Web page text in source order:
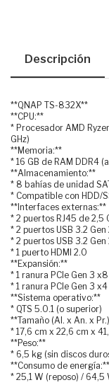
Descripción
**QNAP TS-832X**
**CPU:**
* Procesador AMD
GHz)
**Memoria:**
* 16 GB de RAM DDR4
**Almacenamiento:**
* 8 bahías de unidad
* Compatible con HDD/
**Interfaces externas:**
* 2 puertos RJ45 de 2,5
* 2 puertos USB 3.2
* 2 puertos USB 3.2
* 1 puerto HDMI 2.0
**Expansión:**
* 1 ranura PCIe Gen 3 x8
* 1 ranura PCIe Gen 3 x4
**Sistema operativo:**
* QTS 5.0.1 (o superior)
**Tamaño (Al. x An. x
* 17,6 cm x 22,6 cm x
**Peso:**
* 6,5 kg (sin discos
**Consumo de energía:**
* 25,1 W (reposo) /